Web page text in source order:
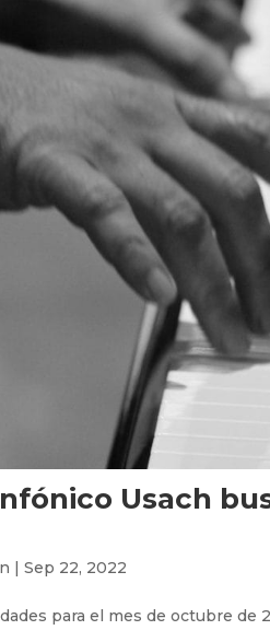
Usach
|Sep 22, 2022
para el mes de octubre de